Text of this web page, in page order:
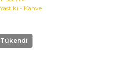
Tükendi